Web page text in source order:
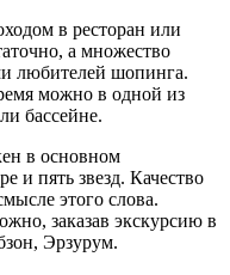
в ресторан или
а множество
любителей шопинга.
можно в одной из
бассейне.
в основном
и пять звезд. Качество
этого слова.
заказав экскурсию в
Эрзурум.